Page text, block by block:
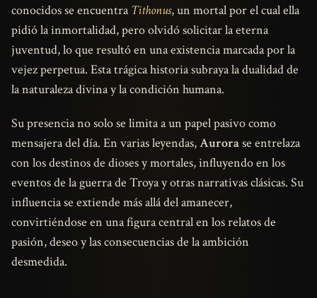
conocidos se encuentraTithonus, un mortal por el cual ella
pidió la inmortalidad, pero olvidó solicitar la eterna
juventud, lo que resultó en una existencia marcada por la
vejez perpetua. Esta trágica historia subraya la dualidad de
la naturaleza divina y la condición humana.
Su presencia no solo se limita a un papel pasivo como
mensajera del día. En varias leyendas,Aurorase entrelaza
con los destinos de dioses y mortales, influyendo en los
eventos de la guerra de Troya y otras narrativas clásicas. Su
influencia se extiende más allá del amanecer,
convirtiéndose en una figura central en los relatos de
pasión, deseo y las consecuencias de la ambición
desmedida.